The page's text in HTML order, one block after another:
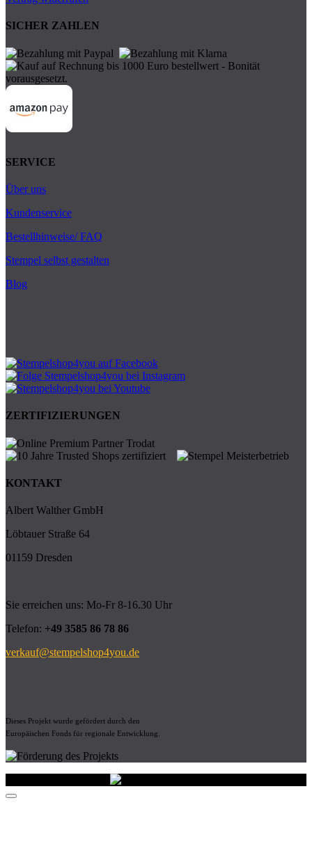
SICHER ZAHLEN
SERVICE
Über uns
Kundenservice
Bestellhinweise/ FAQ
Stempel selbst gestalten
Blog
ZERTIFIZIERUNGEN
KONTAKT
Albert Walther GmbH
Löbtauer Straße 64
01159 Dresden
Sie erreichen uns: Mo-Fr 8-16.30 Uhr
Telefon: +49 3585 86 78 86
verkauf@stempelshop4you.de
Dieses Projekt wurde gefördert durch den
Europäischen Fonds für regionale Entwicklung.